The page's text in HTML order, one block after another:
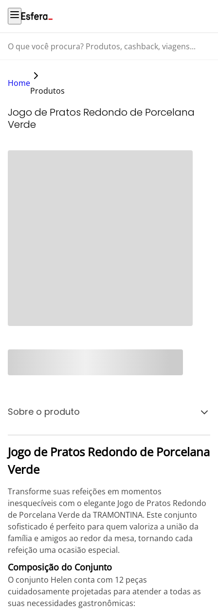
O que você procura? Produtos, cashback, viagens...
Home
Produtos
Jogo de Pratos Redondo de Porcelana
Verde
Sobre o produto
Jogo de Pratos Redondo de Porcelana
Verde
Transforme suas refeições em momentos
inesquecíveis com o elegante Jogo de Pratos Redondo
de Porcelana Verde da TRAMONTINA. Este conjunto
sofisticado é perfeito para quem valoriza a união da
família e amigos ao redor da mesa, tornando cada
refeição uma ocasião especial.
Composição do Conjunto
O conjunto Helen conta com 12 peças
cuidadosamente projetadas para atender a todas as
suas necessidades gastronômicas: